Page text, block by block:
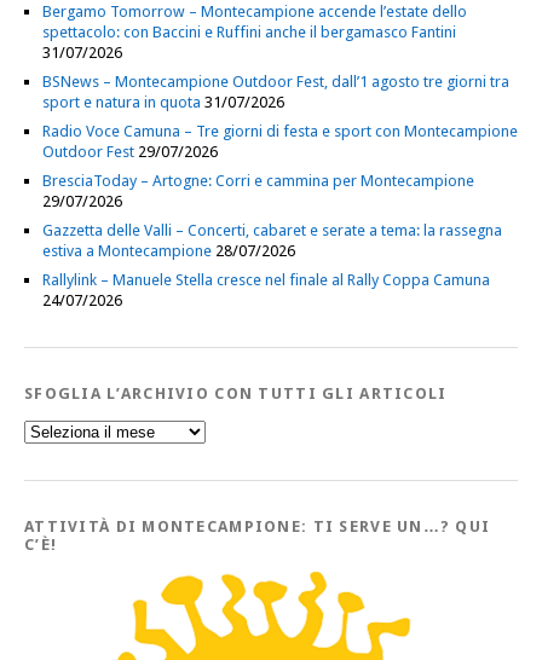
Bergamo Tomorrow – Montecampione accende l’estate dello
spettacolo: con Baccini e Ruffini anche il bergamasco Fantini
31/07/2026
BSNews – Montecampione Outdoor Fest, dall’1 agosto tre giorni tra
sport e natura in quota 31/07/2026
Radio Voce Camuna – Tre giorni di festa e sport con Montecampione
Outdoor Fest 29/07/2026
BresciaToday – Artogne: Corri e cammina per Montecampione
29/07/2026
Gazzetta delle Valli – Concerti, cabaret e serate a tema: la rassegna
estiva a Montecampione 28/07/2026
Rallylink – Manuele Stella cresce nel finale al Rally Coppa Camuna
24/07/2026
SFOGLIA L’ARCHIVIO CON TUTTI GLI ARTICOLI
Sfoglia
l’Archivio
tutti
Articoli
ATTIVITÀ DI MONTECAMPIONE: TI SERVE UN…? QUI
C’È!